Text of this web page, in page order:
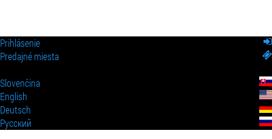
Prihlásenie
Predajné miesta
Slovenčina
English
Deutsch
Pусский